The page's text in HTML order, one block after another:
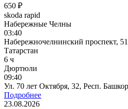
650 ₽
skoda rapid
Набережные Челны
03:40
Набережночелнинский проспект,
Татарстан
6 ч
Дюртюли
09:40
Ул. 70 лет Октября, 32, Респ.
Подробнее
23.08.2026